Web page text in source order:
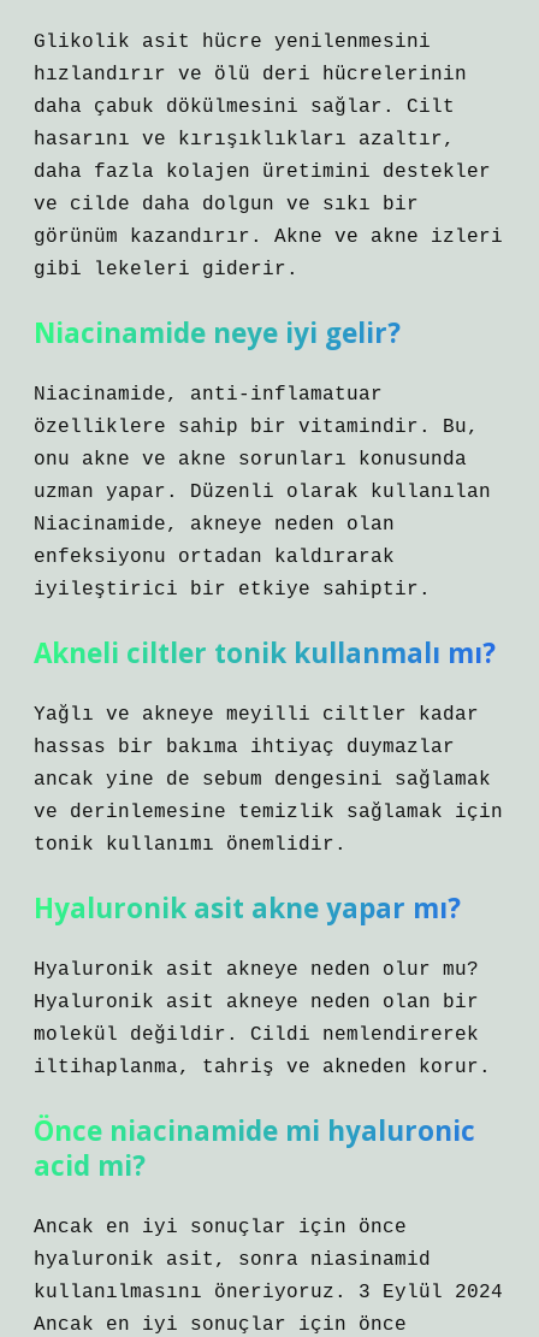
Glikolik asit hücre yenilenmesini
hızlandırır ve ölü deri hücrelerinin
daha çabuk dökülmesini sağlar. Cilt
hasarını ve kırışıklıkları azaltır,
daha fazla kolajen üretimini destekler
ve cilde daha dolgun ve sıkı bir
görünüm kazandırır. Akne ve akne izleri
gibi lekeleri giderir.
Niacinamide neye iyi gelir?
Niacinamide, anti-inflamatuar
özelliklere sahip bir vitamindir. Bu,
onu akne ve akne sorunları konusunda
uzman yapar. Düzenli olarak kullanılan
Niacinamide, akneye neden olan
enfeksiyonu ortadan kaldırarak
iyileştirici bir etkiye sahiptir.
Akneli ciltler tonik kullanmalı mı?
Yağlı ve akneye meyilli ciltler kadar
hassas bir bakıma ihtiyaç duymazlar
ancak yine de sebum dengesini sağlamak
ve derinlemesine temizlik sağlamak için
tonik kullanımı önemlidir.
Hyaluronik asit akne yapar mı?
Hyaluronik asit akneye neden olur mu?
Hyaluronik asit akneye neden olan bir
molekül değildir. Cildi nemlendirerek
iltihaplanma, tahriş ve akneden korur.
Önce niacinamide mi hyaluronic
acid mi?
Ancak en iyi sonuçlar için önce
hyaluronik asit, sonra niasinamid
kullanılmasını öneriyoruz. 3 Eylül 2024
Ancak en iyi sonuçlar için önce